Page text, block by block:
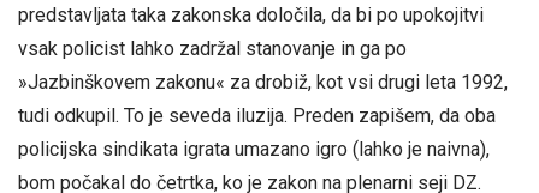
predstavljata taka zakonska določila, da bi po upokojitvi
vsak policist lahko zadržal stanovanje in ga po
»Jazbinškovem zakonu« za drobiž, kot vsi drugi leta 1992,
tudi odkupil. To je seveda iluzija. Preden zapišem, da oba
policijska sindikata igrata umazano igro (lahko je naivna),
bom počakal do četrtka, ko je zakon na plenarni seji DZ.